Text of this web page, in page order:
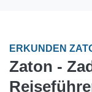
ERKUNDEN
Zaton -